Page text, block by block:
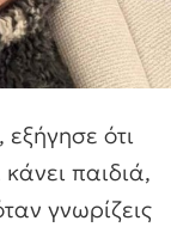
εξήγησε ότι
παιδιά,
γνωρίζεις